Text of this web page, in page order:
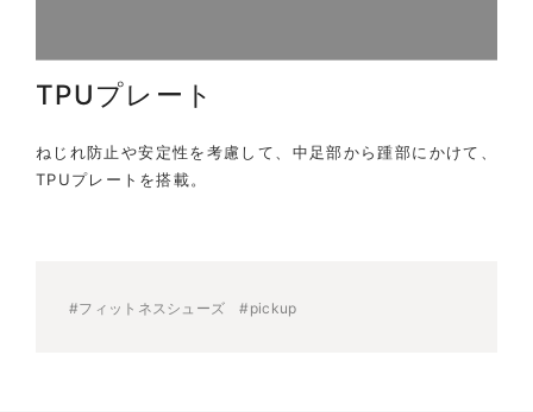
TPUプレート
ねじれ防止や安定性を考慮して、中足部から踵部にかけて、
TPUプレートを搭載。
#フィットネスシューズ #pickup